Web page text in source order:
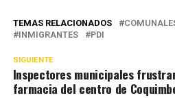
TEMAS RELACIONADOS
INMIGRANTES
PDI
SIGUIENTE
Inspectores municipales
farmacia del centro de